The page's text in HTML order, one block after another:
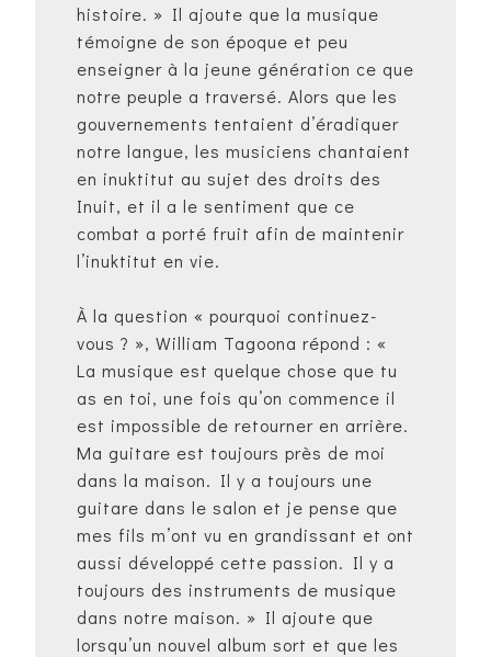
histoire. » Il ajoute que la musique
témoigne de son époque et peu
enseigner à la jeune génération ce que
notre peuple a traversé. Alors que les
gouvernements tentaient d’éradiquer
notre langue, les musiciens chantaient
en inuktitut au sujet des droits des
Inuit, et il a le sentiment que ce
combat a porté fruit afin de maintenir
l’inuktitut en vie.
À la question « pourquoi continuez-
vous ? », William Tagoona répond : «
La musique est quelque chose que tu
as en toi, une fois qu’on commence il
est impossible de retourner en arrière.
Ma guitare est toujours près de moi
dans la maison. Il y a toujours une
guitare dans le salon et je pense que
mes fils m’ont vu en grandissant et ont
aussi développé cette passion. Il y a
toujours des instruments de musique
dans notre maison. » Il ajoute que
lorsqu’un nouvel album sort et que les